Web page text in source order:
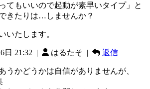
てもいいので起動が素早いタイプ」と
きたりは…しませんか？
いたします。
日 21:32 | はるたそ | 返信
うかどうかは自信がありませんが、